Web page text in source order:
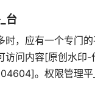
台
时，应有一个专门
访问内容[原创水印-
。权限管理平_